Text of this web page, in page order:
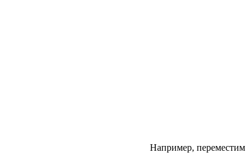
Например, переместим